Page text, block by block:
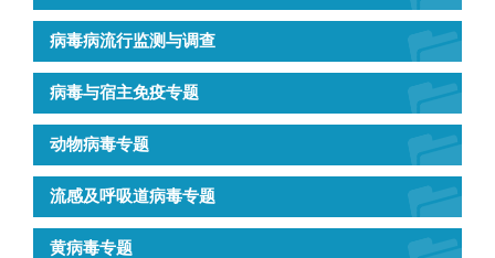
病毒病流行监测与调查
病毒与宿主免疫专题
动物病毒专题
流感及呼吸道病毒专题
黄病毒专题